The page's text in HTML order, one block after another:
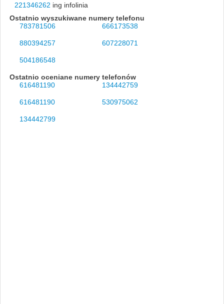
221346262 ing infolinia
Ostatnio wyszukiwane numery telefonu
783781506
666173538
880394257 607228071
504186548
Ostatnio oceniane numery telefonów
616481190
134442759
616481190 530975062
134442799